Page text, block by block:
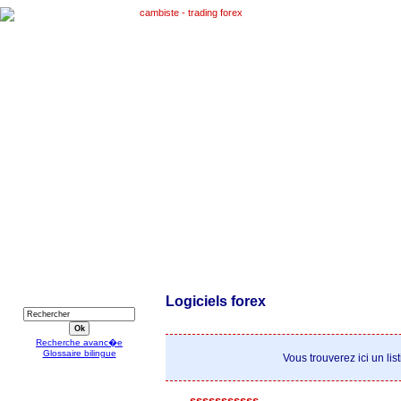
Logiciels forex
Vous trouverez ici un
Recherche avanc�e
Glossaire bilingue